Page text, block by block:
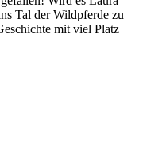
Tal der Wildpferde zu
mit viel Platz